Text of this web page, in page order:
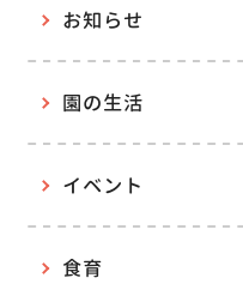
お知らせ
園の生活
イベント
食育